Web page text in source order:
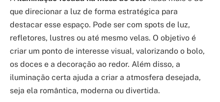
que direcionar a luz de forma estratégica para
destacar esse espaço. Pode ser com spots de luz,
refletores, lustres ou até mesmo velas. O objetivo é
criar um ponto de interesse visual, valorizando o bolo,
os doces e a decoração ao redor. Além disso, a
iluminação certa ajuda a criar a atmosfera desejada,
seja ela romântica, moderna ou divertida.